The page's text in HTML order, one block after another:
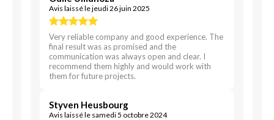
Avis laissé le jeudi 26 juin 2025
Very reliable company and good experience. The
final result was as promised and the
communication was always open and clear. I
recommend them highly and would work with
them for future projects.
Styven Heusbourg
Avis laissé le samedi 5 octobre 2024